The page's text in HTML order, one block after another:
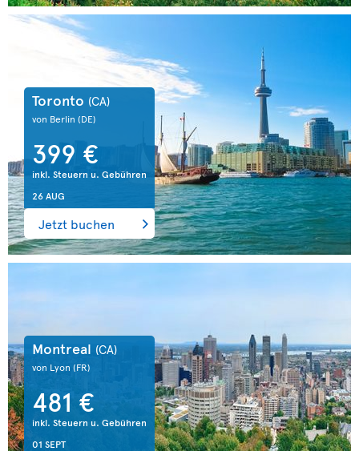
Toronto (CA)
von Berlin (DE)
399 €
inkl. Steuern u. Gebühren
26 AUG
Jetzt buchen
Montreal (CA)
von Lyon (FR)
481 €
inkl. Steuern u. Gebühren
01 SEPT